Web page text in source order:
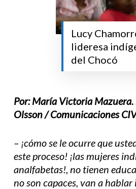
Lucy
lideresa
del Chocó
Por: María Victoria Mazuera.
Olsson / Comunicaciones
– ¡cómo se le ocurre que
este proceso! ¡las mujeres
analfabetas!, no tienen
no son capaces, van a